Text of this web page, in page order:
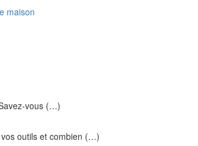
maison
vous (…)
outils et combien (…)